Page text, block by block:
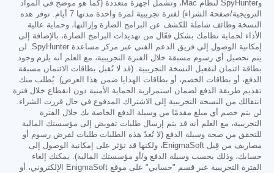
وSpyHunter لنظام Mac، وتشمل أجهزة متعددة (كما هو موضح في المواد
الترويجية/صفحة الشراء) لفترة تجريبية لمرة واحدة مدتها 7 أيام. توفر هذه
النسخة وظائف شاملة للكشف عن البرامج الضارة وإزالتها، وحماية عالية
الأداء لحماية نظامك بشكل فعّال من تهديدات البرامج الضارة، بالإضافة إلى
إمكانية الوصول إلى فريق الدعم الفني عبر مركز مساعدة SpyHunter. لن
يتم تحصيل أي رسوم مسبقة خلال الفترة التجريبية، مع العلم أنه يلزم وجود
بطاقة ائتمان لتفعيل النسخة التجريبية. (قد لا تُقبل بطاقات الائتمان مسبقة
الدفع، أو بطاقات الخصم، أو بطاقات الهدايا ضمن هذا العرض). يُطلب منك
تقديم طريقة الدفع لضمان استمرارية الحماية الأمنية دون انقطاع خلال فترة
انتقالك من النسخة التجريبية إلى الاشتراك المدفوع في حال قررت الشراء.
لن يتم خصم أي مبلغ مقدمًا من وسيلة الدفع الخاصة بك خلال الفترة
التجريبية، مع العلم أنه قد يتم إرسال طلبات تفويض إلى مؤسستك المالية
للتحقق من صحة وسيلة الدفع (لا تُعدّ هذه الطلبات طلبات لفرض رسوم أو
مصاريف من قِبل EnigmaSoft، ولكنها قد تؤثر على إمكانية الوصول إلى
حسابك، وذلك بحسب وسيلة الدفع و/أو مؤسستك المالية). يمكنك إلغاء
الفترة التجريبية عبر قسم "حسابي" على موقع EnigmaSoft الإلكتروني، أو